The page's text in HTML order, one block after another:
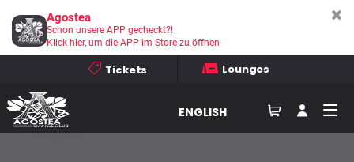
Tickets Lounges
ENGLISH
Agostea
Schon unsere APP gecheckt?!
Klick hier, um die APP im Store zu öffnen